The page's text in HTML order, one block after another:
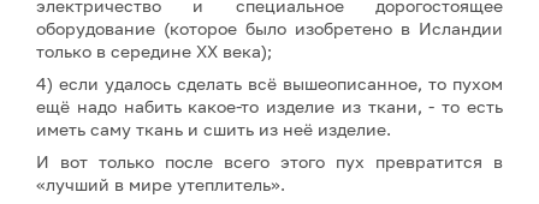
электричество и специальное дорогостоящее
оборудование (которое было изобретено в Исландии
только в середине XX века);
4) если удалось сделать всё вышеописанное, то пухом
ещё надо набить какое-то изделие из ткани, - то есть
иметь саму ткань и сшить из неё изделие.
И вот только после всего этого пух превратится в
«лучший в мире утеплитель».